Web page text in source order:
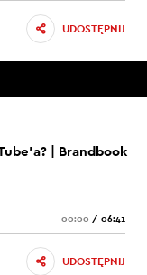
UDOSTĘPNIJ
| Brandbook
00:00 / 06:41
UDOSTĘPNIJ